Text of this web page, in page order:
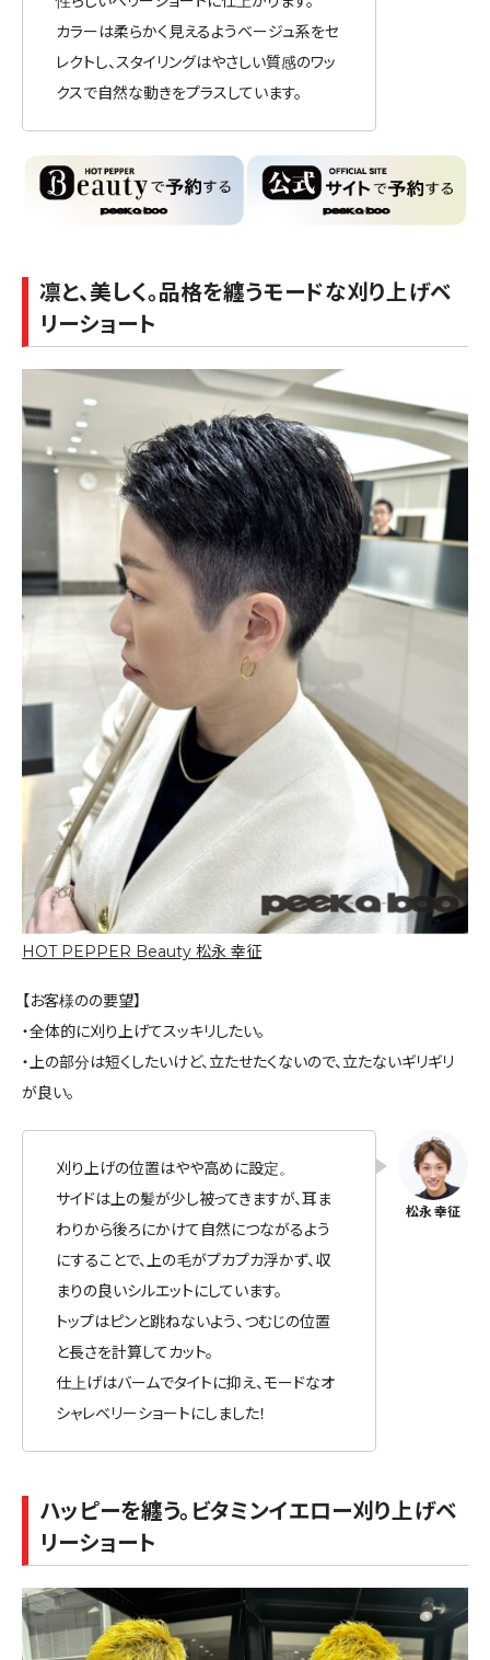
カラーは柔らかく見えるようベージュ系をセ
レクトし、スタイリングはやさしい質感のワッ
クスで自然な動きをプラスしています。
凛と、美しく。品格を纏うモードな刈り上げベ
リーショート
HOT PEPPER Beauty 松永 幸征
【お客様のの要望】
・全体的に刈り上げてスッキリしたい。
・上の部分は短くしたいけど、立たせたくないので、立たないギリギリ
が良い。
刈り上げの位置はやや高めに設定。
サイドは上の髪が少し被ってきますが、耳ま
わりから後ろにかけて自然につながるよう
にすることで、上の毛がプカプカ浮かず、収
まりの良いシルエットにしています。
トップはピンと跳ねないよう、つむじの位置
と長さを計算してカット。
仕上げはバームでタイトに抑え、モードなオ
シャレベリーショートにしました！
ハッピーを纏う。ビタミンイエロー刈り上げベ
リーショート